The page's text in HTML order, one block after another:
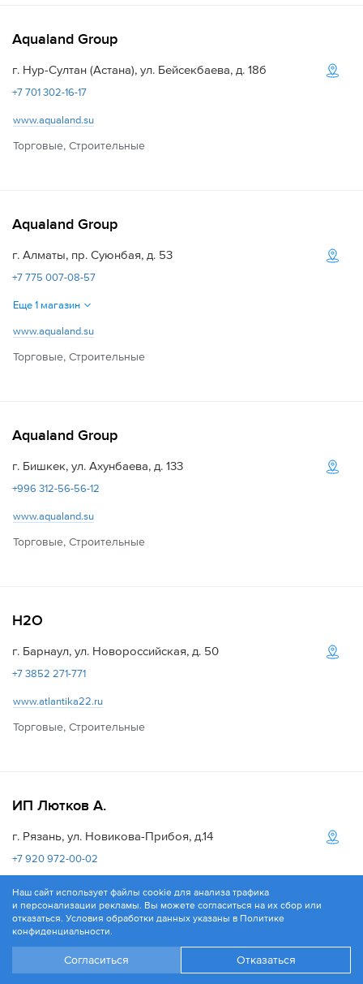
Aqualand Group
г. Нур-Султан (Астана), ул. Бейсекбаева, д. 18б
+7 701 302-16-17
www.aqualand.su
Торговые, Строительные
Aqualand Group
г. Алматы, пр. Суюнбая, д. 53
+7 775 007-08-57
Еще 1 магазин
www.aqualand.su
Торговые, Строительные
Aqualand Group
г. Бишкек, ул. Ахунбаева, д. 133
+996 312-56-56-12
www.aqualand.su
Торговые, Строительные
Н2О
г. Барнаул, ул. Новороссийская, д. 50
+7 3852 271-771
www.atlantika22.ru
Торговые, Строительные
ИП Лютков А.
г. Рязань, ул. Новикова-Прибоя, д.14
+7 920 972-00-02
Строительные
Контек-Сиб
Наш сайт использует файлы cookie для анализа трафика
и персонализации рекламы. Вы можете согласиться на их сбор или
отказаться. Условия обработки данных указаны в Политике
конфиденциальности.
Согласиться Отказаться